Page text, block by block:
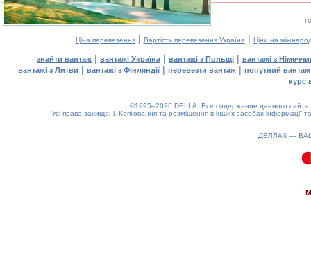
Ціна перевезення| Вартість перевезення Україна | Ціни на
знайти вантаж | вантажі Україна | вантажі з Польщі | вантажі з
вантажі з Литви | вантажі з Фінляндії| перевезти вантаж| попутний вантаж
курс
©1995–2026 DELLA. Все содержание данного
Усі права захищені. Копіювання та розміщення в інших засобах інформації
ДЕЛЛА® —